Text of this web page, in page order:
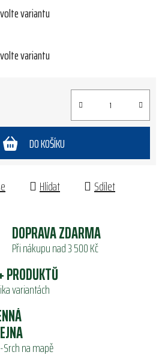
variantu
variantu
DO KOŠÍKU
Hlídat Sdílet
DOPRAVA ZDARMA
Při nákupu nad 3 500 Kč
variantách
na mapě